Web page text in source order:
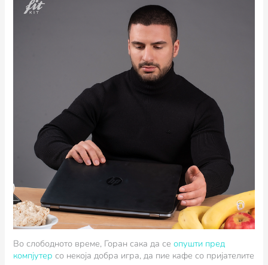
Во слободното време, Горан сака да сеопушти пред
компјутер со некоја добра игра, да пие кафе со пријателите